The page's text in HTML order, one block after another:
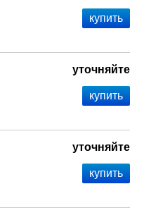
уточняйте
уточняйте